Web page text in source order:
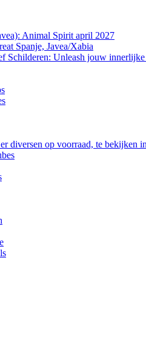
Animal Spirit april 2027
Spanje, Javea/Xabia
Schilderen: Unleash jouw innerlijke
diversen op voorraad, te bekijken